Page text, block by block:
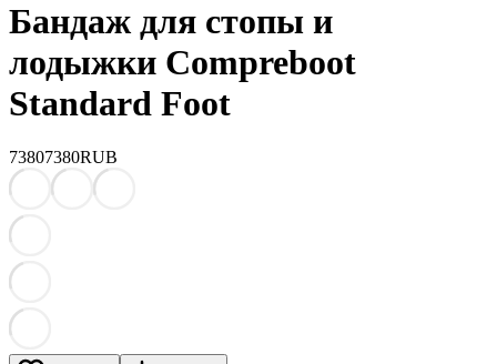
Бандаж для стопы и
лодыжки Compreboot
Standard Foot
73807380RUB